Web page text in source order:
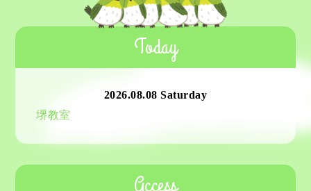
Today
2026.08.08 Saturday
堺教室
Access